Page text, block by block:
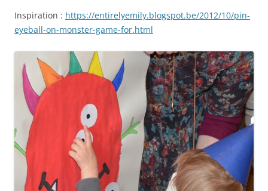
Inspiration : https://entirelyemily.blogspot.be/2012/10/pin-
eyeball-on-monster-game-for.html